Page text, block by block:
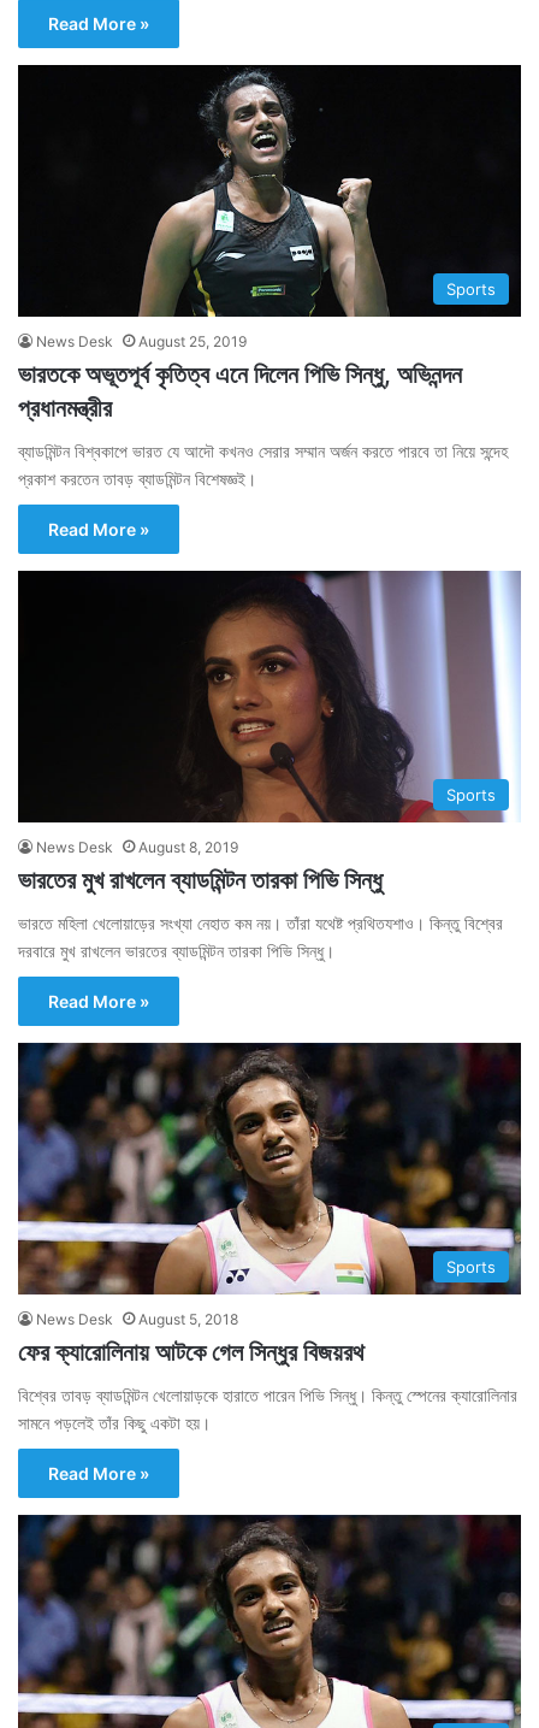
Read More »
Sports
News Desk August 25, 2019
ভারতকে অভূতপূর্ব কৃতিত্ব এনে দিলেন পিভি সিন্ধু, অভিনন্দন
প্রধানমন্ত্রীর
ব্যাডমিন্টন বিশ্বকাপে ভারত যে আদৌ কখনও সেরার সম্মান অর্জন করতে পারবে তা নিয়ে সন্দেহ
প্রকাশ করতেন তাবড় ব্যাডমিন্টন বিশেষজ্ঞই।
Read More »
Sports
News Desk August 8, 2019
ভারতের মুখ রাখলেন ব্যাডমিন্টন তারকা পিভি সিন্ধু
ভারতে মহিলা খেলোয়াড়ের সংখ্যা নেহাত কম নয়। তাঁরা যথেষ্ট প্রথিতযশাও। কিন্তু বিশ্বের
দরবারে মুখ রাখলেন ভারতের ব্যাডমিন্টন তারকা পিভি সিন্ধু।
Read More »
Sports
News Desk August 5, 2018
ফের ক্যারোলিনায় আটকে গেল সিন্ধুর বিজয়রথ
বিশ্বের তাবড় ব্যাডমিন্টন খেলোয়াড়কে হারাতে পারেন পিভি সিন্ধু। কিন্তু স্পেনের ক্যারোলিনার
সামনে পড়লেই তাঁর কিছু একটা হয়।
Read More »